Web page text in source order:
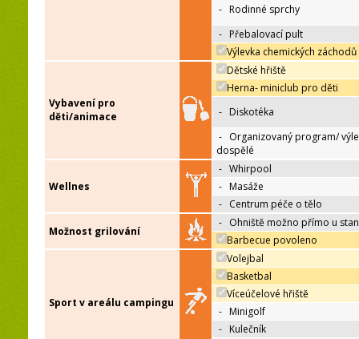
- Rodinné sprchy
- Přebalovací pult
Výlevka chemických záchodů
Vybavení pro
děti/animace
Dětské hřiště
Herna- miniclub pro děti
- Diskotéka
- Organizovaný program/
dospělé
Wellnes
- Whirpool
- Masáže
- Centrum péče o tělo
Možnost grilování
- Ohniště možno přímo u
Barbecue povoleno
Sport v areálu campingu
Volejbal
Basketbal
Víceúčelové hřiště
- Minigolf
- Kulečník